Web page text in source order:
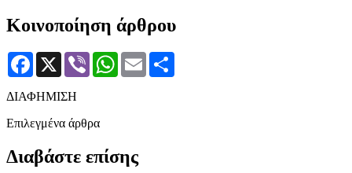
Κοινοποίηση άρθρου
Facebook
X Viber WhatsApp
Email
ΔΙΑΦΗΜΙΣΗ
Επιλεγμένα άρθρα
Διαβάστε επίσης